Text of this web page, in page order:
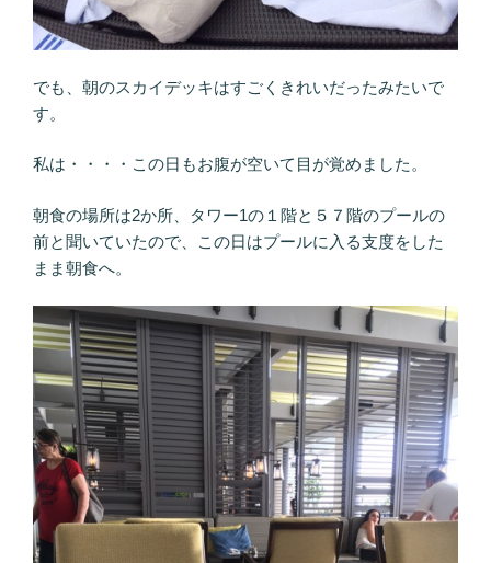
でも、朝のスカイデッキはすごくきれいだったみたいで
す。
私は・・・・この日もお腹が空いて目が覚めました。
朝食の場所は2か所、タワー1の１階と５７階のプールの
前と聞いていたので、この日はプールに入る支度をした
まま朝食へ。